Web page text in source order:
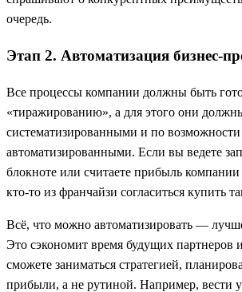
очередь.
Этап 2. Автоматизация бизнес-
Все процессы компании должны быть
«тиражированию», а для этого они
систематизированными и по возможности
автоматизированными. Если вы ведете
блокноте или считаете прибыль
кто-то из франчайзи согласиться купить
Всё, что можно автоматизировать —
Это сэкономит время будущих
сможете заниматься стратегией,
прибыли, а не рутиной. Например, вести